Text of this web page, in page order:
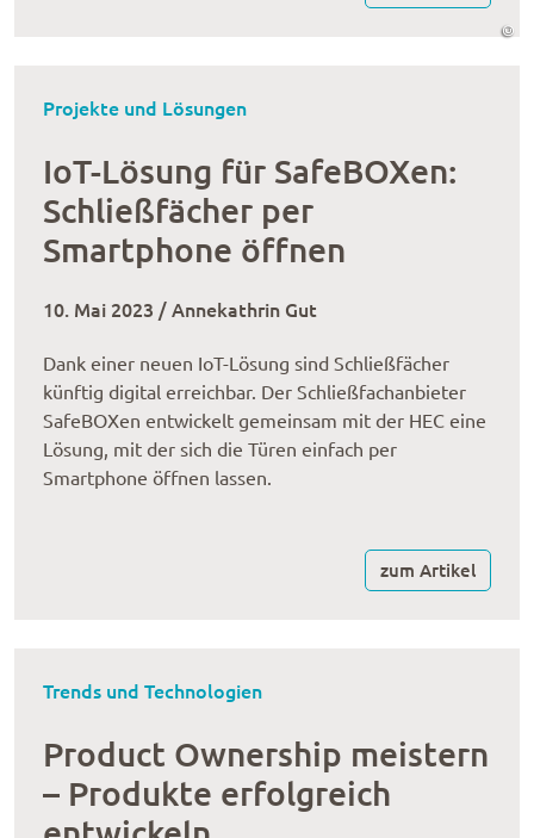
©
Projekte und Lösungen
IoT-Lösung für SafeBOXen:
Schließfächer per
Smartphone öffnen
10. Mai 2023 / Annekathrin Gut
Dank einer neuen IoT-Lösung sind Schließfächer
künftig digital erreichbar. Der Schließfachanbieter
SafeBOXen entwickelt gemeinsam mit der HEC eine
Lösung, mit der sich die Türen einfach per
Smartphone öffnen lassen.
zum Artikel
Trends und Technologien
Product Owner­ship meis­tern
– Produkte erfolg­reich